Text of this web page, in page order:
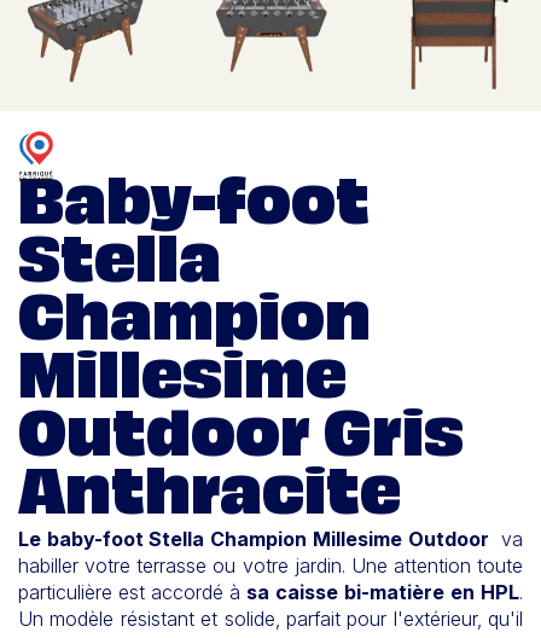
Baby-foot
Stella
Champion
Millesime
Outdoor Gris
Anthracite
Le baby-foot Stella Champion Millesime Outdoor va
habiller votre terrasse ou votre jardin. Une attention toute
particulière est accordé à sa caisse bi-matière en HPL.
Un modèle résistant et solide, parfait pour l'extérieur, qu'il